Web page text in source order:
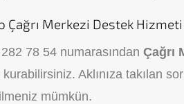
Çağrı Merkezi Destek Hizmeti
78 54 numarasından Çağrı
Aklınıza takılan
mümkün.